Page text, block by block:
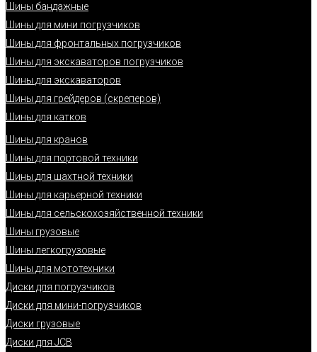
Шины бандажные
Шины для мини погрузчиков
Шины для фронтальных погрузчиков
Шины для экскаваторов погрузчиков
Шины для экскаваторов
Шины для грейдеров (скреперов)
Шины для катков
Шины для кранов
Шины для портовой техники
Шины для шахтной техники
Шины для карьерной техники
Шины для сельскохозяйственной техники
Шины грузовые
Шины легкогрузовые
Шины для мототехники
Диски для погрузчиков
Диски для мини-погрузчиков
Диски грузовые
Диски для JCB